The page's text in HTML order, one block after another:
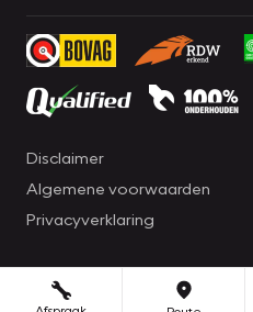
Disclaimer
Algemene voorwaarden
Privacyverklaring